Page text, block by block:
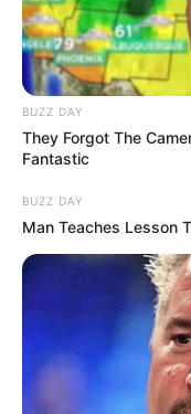
Baca juga:Kreatif, 10
Jadi Barang Baru
Nah, itu adalah 10
dibuat sofa model L
TAGS RUANG
BUZZ DAY
They Forgot The
Fantastic
BUZZ DAY
Man Teaches Lesson